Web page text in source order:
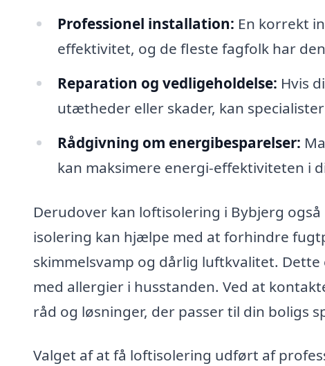
Professionel installation: En korrekt
effektivitet, og de fleste fagfolk har
Reparation og vedligeholdelse: Hvis
utætheder eller skader, kan
Rådgivning om energibesparelser:
kan maksimere energi-effektiviteten i
Derudover kan loftisolering i Bybjerg
isolering kan hjælpe med at forhindre
skimmelsvamp og dårlig luftkvalitet.
med allergier i husstanden. Ved at
råd og løsninger, der passer til din boligs
Valget af at få loftisolering udført af